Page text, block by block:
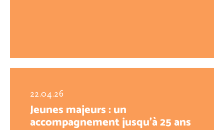
22.04.26
Jeunes majeurs : un
accompagnement jusqu’à 25 ans